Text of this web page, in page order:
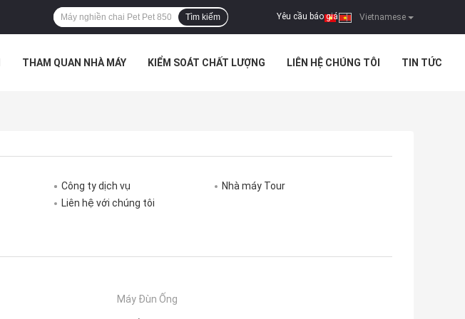
Vietnamese
Yêu cầu báo giá |
Tìm kiếm
THAM QUAN NHÀ MÁY KIỂM SOÁT CHẤT LƯỢNG LIÊN HỆ CHÚNG TÔI TIN TỨC
Công ty dịch vụ
Nhà máy Tour
Liên hệ với chúng tôi
Máy Đùn Ống